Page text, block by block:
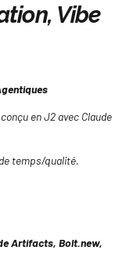
Vibe
en J2 avec Claude
temps/qualité.
Artifacts, Bolt.new,